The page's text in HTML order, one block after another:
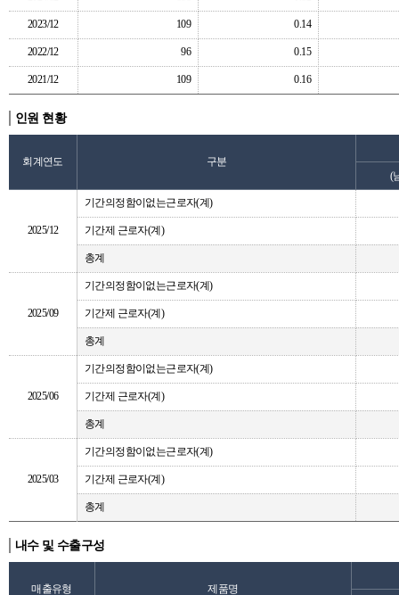
2023/12 109 0.14
2022/12 96 0.15
2021/12 109 0.16
인원 현황
회계연도
구분
(
2025/12
기간의정함이없는근로자(계)
기간제 근로자(계)
총계
2025/09
기간의정함이없는근로자(계)
기간제 근로자(계)
총계
2025/06
기간의정함이없는근로자(계)
기간제 근로자(계)
총계
2025/03
기간의정함이없는근로자(계)
기간제 근로자(계)
총계
내수 및 수출구성
매출유형 제품명